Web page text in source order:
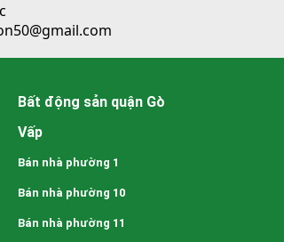
Bất động sản quận Gò
Vấp
Bán nhà phường 1
Bán nhà phường 10
Bán nhà phường 11